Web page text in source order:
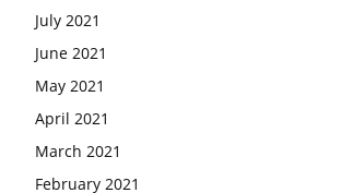
July 2021
June 2021
May 2021
April 2021
March 2021
February 2021